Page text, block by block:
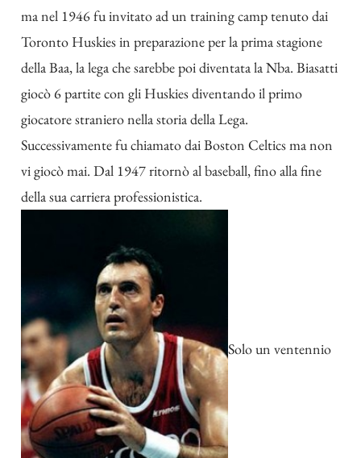
ma nel 1946 fu invitato ad un training camp tenuto dai
Toronto Huskies in preparazione per la prima stagione
della Baa, la lega che sarebbe poi diventata la Nba. Biasatti
giocò 6 partite con gli Huskies diventando il primo
giocatore straniero nella storia della Lega.
Successivamente fu chiamato dai Boston Celtics ma non
vi giocò mai. Dal 1947 ritornò al baseball, fino alla fine
della sua carriera professionistica.
Solo un ventennio